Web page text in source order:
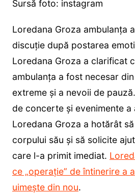
Sursă foto: instagram
Loredana Groza ambulanța
discuție după postarea
Loredana Groza a clarificat
ambulanța a fost necesar
extreme și a nevoii de
de concerte și evenimente
Loredana Groza a hotărât
corpului său și să solicite
care l-a primit imediat.
ce „operație” de întinerire a
uimește din nou.